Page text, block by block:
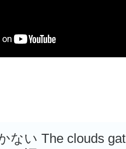
ない The clouds